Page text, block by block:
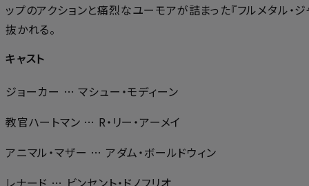
ップのアクションと痛烈なユーモアが詰まった『フルメタル・ジ
抜かれる。
キャスト
ジョーカー … マシュー・モディーン
教官ハートマン … R・リー・アーメイ
アニマル・マザー … アダム・ボールドウィン
レナード … ビンセント・ドノフリオ